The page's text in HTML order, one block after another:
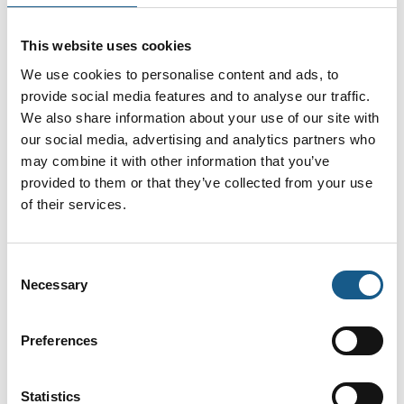
This website uses cookies
We use cookies to personalise content and ads, to
provide social media features and to analyse our traffic.
We also share information about your use of our site with
our social media, advertising and analytics partners who
may combine it with other information that you’ve
provided to them or that they’ve collected from your use
of their services.
Selection
Necessary
Preferences
Statistics
til at byde jer velkommen. Brd. Klee er på tre
Fokus på gear, motorer, omformere, styringer,
åbne transmissioner, lineærteknik og
pneumatik. Hal M, Automation, stand M
9550.04 - Fokus på vores egne KLEE brands
inden for aktuatorer, motorer, pumper og
blæsere. Hal J, Underleverandører, stand J
7170 - Fokus på greb, maskin-, DIN og
normdele samt linærteknik.
5 opslag
seneste fra 30. august 2024
B
Conrad har siden 1923 været en pålidelig
dækker alle tekniske behov i den daglige
virksomhedsdrift.Hos Conrad kan
Vores sortiment på over 1 mio. produkter
Direkte
kontakt
Møde­booking